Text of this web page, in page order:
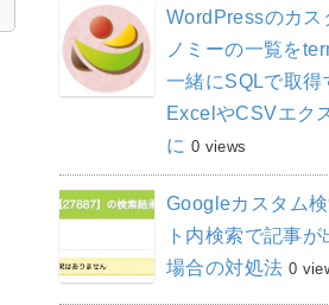
WordPressのカス
ノミーの一覧を
一緒にSQLで取得
ExcelやCSVエク
に 0 views
Googleカスタム
ト内検索で記事
場合の対処法 0